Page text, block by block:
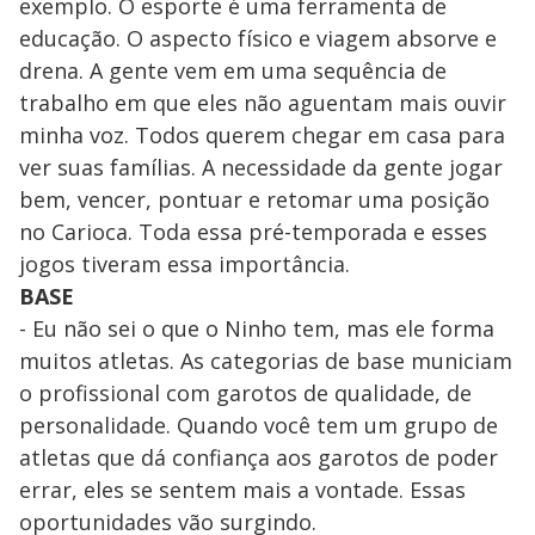
educação. O aspecto físico e viagem absorve e
drena. A gente vem em uma sequência de
trabalho em que eles não aguentam mais ouvir
minha voz. Todos querem chegar em casa para
ver suas famílias. A necessidade da gente jogar
bem, vencer, pontuar e retomar uma posição
no Carioca. Toda essa pré-temporada e esses
jogos tiveram essa importância.
BASE
- Eu não sei o que o Ninho tem, mas ele forma
muitos atletas. As categorias de base municiam
o profissional com garotos de qualidade, de
personalidade. Quando você tem um grupo de
atletas que dá confiança aos garotos de poder
errar, eles se sentem mais a vontade. Essas
oportunidades vão surgindo.